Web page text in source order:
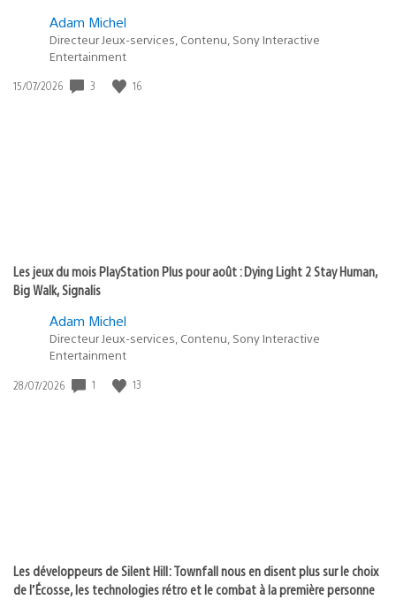
Adam Michel
Directeur Jeux-services, Contenu, Sony Interactive
Entertainment
Date
15/07/2026 3 16
Les jeux du mois PlayStation Plus pour août : Dying Light 2 Stay Human,
Big Walk, Signalis
Adam Michel
Directeur Jeux-services, Contenu, Sony Interactive
Entertainment
Date
28/07/2026 1 13
Les développeurs de Silent Hill: Townfall nous en disent plus sur le choix
de l’Écosse, les technologies rétro et le combat à la première personne